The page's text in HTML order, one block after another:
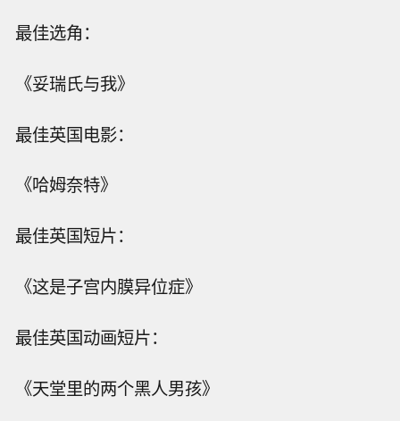
最佳选角：
《妥瑞氏与我》
最佳英国电影：
《哈姆奈特》
最佳英国短片：
《这是子宫内膜异位症》
最佳英国动画短片：
《天堂里的两个黑人男孩》